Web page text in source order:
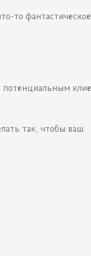
то
потенциальным
так, чтобы ваш